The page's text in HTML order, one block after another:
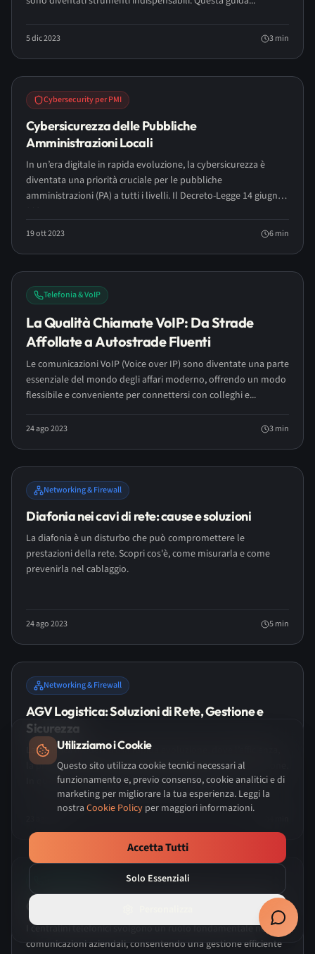
5 dic 2023 3min
Cybersecurity per PMI
Cybersicurezza delle Pubbliche
Amministrazioni Locali
In un’era digitale in rapida evoluzione, la cybersicurezza è
diventata una priorità cruciale per le pubbliche
amministrazioni (PA) a tutti i livelli. Il Decreto-Legge 14 giugno
19 ott 2023 6min
LONG READ
Telefonia & VoIP
La Qualità Chiamate VoIP: Da Strade
Affollate a Autostrade Fluenti
Le comunicazioni VoIP (Voice over IP) sono diventate una parte
essenziale del mondo degli affari moderno, offrendo un modo
flessibile e conveniente per connettersi con colleghi e...
24 ago 2023 3min
Networking & Firewall
Diafonia nei cavi di rete: cause e soluzioni
La diafonia è un disturbo che può compromettere le
prestazioni della rete. Scopri cos'è, come misurarla e come
prevenirla nel cablaggio.
24 ago 2023 5min
Networking & Firewall
AGV Logistica: Soluzioni di Rete, Gestione e
Sicurezza
La logistica moderna è in rapida evoluzione, dove l’efficienza,
la precisione e l’innovazione sono al centro di ogni operazione.
In questo contesto dinamico, gli AGV (Automatic...
Centralini telefonici: come ottimizzare i costi?
I centralini telefonici svolgono un ruolo fondamentale nelle
comunicazioni aziendali, consentendo una gestione efficiente
Utilizziamo i Cookie
Questo sito utilizza cookie tecnici necessari al
funzionamento e, previo consenso, cookie analitici e di
marketing per migliorare la tua esperienza. Leggi la
nostra Cookie Policy per maggiori informazioni.
Accetta Tutti
Solo Essenziali
🏢 Servizi IT per PMI e PA
Come posso aiutarti?
🔧 Assistenza / supporto
🛡️ Informazioni sui servizi